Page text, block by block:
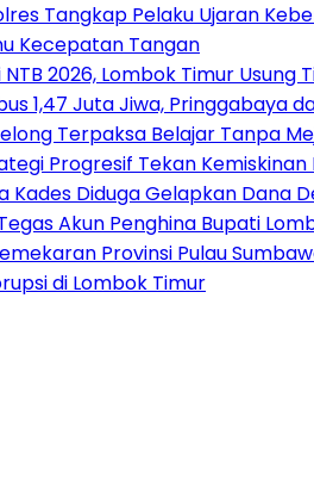
Tangkap Pelaku Ujaran
Kecepatan Tangan
2026, Lombok Timur Usung
1,47 Juta Jiwa, Pringgabaya
Terpaksa Belajar Tanpa
Progresif Tekan
Kades Diduga Gelapkan Dana
Akun Penghina Bupati
Provinsi Pulau
di Lombok Timur